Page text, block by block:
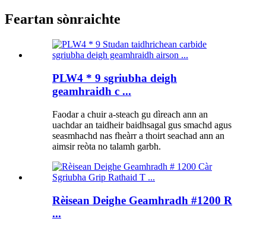
Feartan sònraichte
PLW4 * 9 sgriubha deigh
geamhraidh c ...
Faodar a chuir a-steach gu dìreach ann an
uachdar an taidheir baidhsagal gus smachd agus
seasmhachd nas fheàrr a thoirt seachad ann an
aimsir reòta no talamh garbh.
Rèisean Deighe Geamhradh #1200 R
...